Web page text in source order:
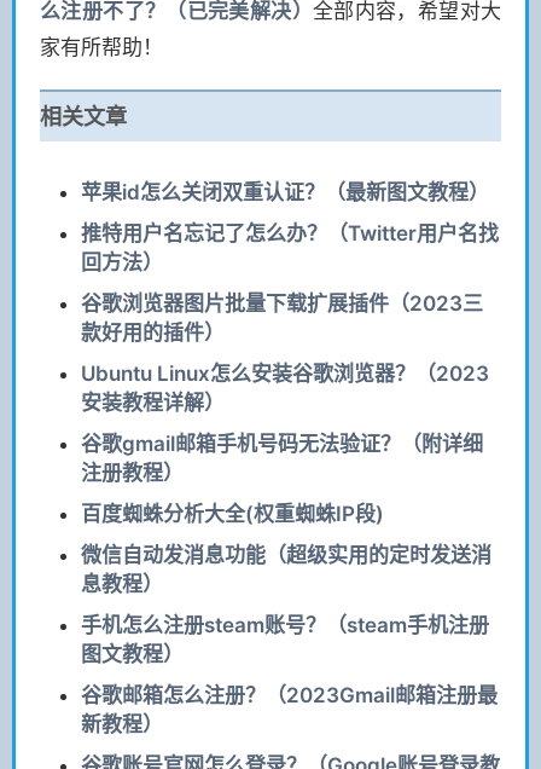
么注册不了？（已完美解决） 全部内容，希望对大
家有所帮助！
相关文章
苹果id怎么关闭双重认证？（最新图文教程）
推特用户名忘记了怎么办？（Twitter用户名找
回方法）
谷歌浏览器图片批量下载扩展插件（2023三
款好用的插件）
Ubuntu Linux怎么安装谷歌浏览器？（2023
安装教程详解）
谷歌gmail邮箱手机号码无法验证？（附详细
注册教程）
百度蜘蛛分析大全(权重蜘蛛IP段)
微信自动发消息功能（超级实用的定时发送消
息教程）
手机怎么注册steam账号？（steam手机注册
图文教程）
谷歌邮箱怎么注册？（2023Gmail邮箱注册最
新教程）